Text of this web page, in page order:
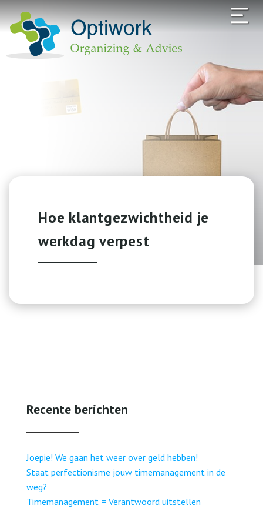
Hoe klantgezwichtheid je
werkdag verpest
Recente berichten
Joepie! We gaan het weer over geld hebben!
Staat perfectionisme jouw timemanagement in de
weg?
Timemanagement = Verantwoord uitstellen